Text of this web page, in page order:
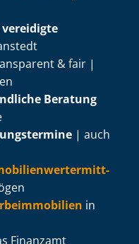
& fair |
Beratung
| auch
in
Finanzamt